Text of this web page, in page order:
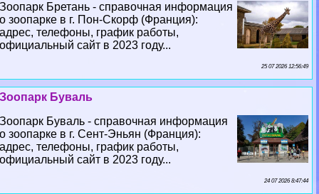
Зоопарк Бретань - справочная информация
о зоопарке в г. Пон-Скорф (Франция):
адрес, телефоны, график работы,
официальный сайт в 2023 году...
25 07 2026 12:56:49
Зоопарк Буваль
Зоопарк Буваль - справочная информация
о зоопарке в г. Сент-Эньян (Франция):
адрес, телефоны, график работы,
официальный сайт в 2023 году...
24 07 2026 8:47:44